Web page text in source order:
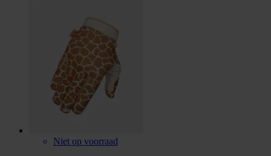
Niet op voorraad